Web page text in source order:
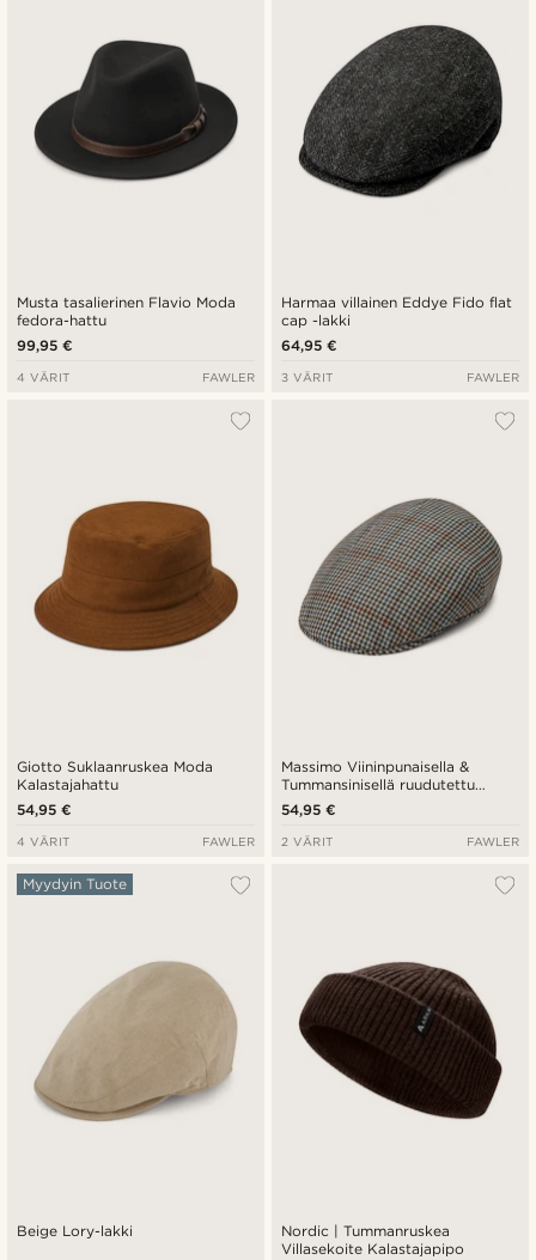
Musta tasalierinen Flavio Moda
fedora-hattu
99,95 €
4 VÄRIT FAWLER
Harmaa villainen Eddye Fido flat
cap -lakki
64,95 €
3 VÄRIT FAWLER
Giotto Suklaanruskea Moda
Kalastajahattu
54,95 €
4 VÄRIT FAWLER
Massimo Viininpunaisella &
Tummansinisellä ruudutettu
Moda Flat Cap
54,95 €
2 VÄRIT FAWLER
Beige Lory-lakki
Myydyin Tuote
Nordic | Tummanruskea
Villasekoite Kalastajapipo